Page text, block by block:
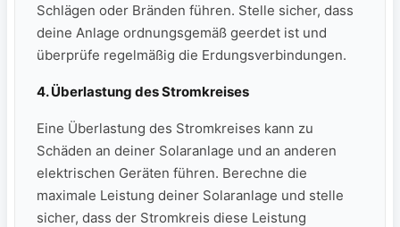
Schlägen oder‍ Bränden⁢ führen. Stelle sicher, dass
deine Anlage ordnungsgemäß geerdet ist ​und
überprüfe regelmäßig die Erdungsverbindungen.
4. ‍Überlastung des Stromkreises
Eine Überlastung des Stromkreises kann​ zu
Schäden an deiner Solaranlage und an anderen
elektrischen Geräten führen. Berechne die
maximale Leistung deiner Solaranlage und stelle
sicher, dass der Stromkreis diese Leistung